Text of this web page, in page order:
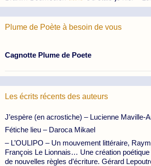
Plume de Poète à besoin de vous
Cagnotte Plume de Poete
Les écrits récents des auteurs
J’espère (en acrostiche) – Lucienne Maville-
Fétiche lieu – Daroca Mikael
– L’OULIPO – Un mouvement littéraire,
François Le Lionnais… Une création poétique
de nouvelles règles d’écriture. Gérard